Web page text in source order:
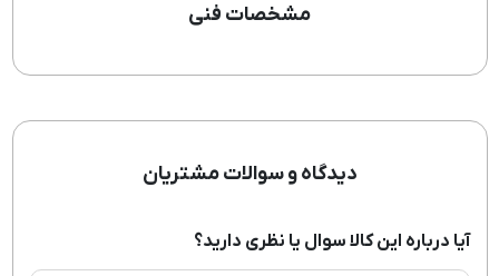
مشخصات فنی
دیدگاه و سوالات مشتریان
آیا درباره این کالا سوال یا نظری دارید؟